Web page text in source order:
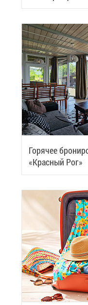
Samui
Го­ря­чее
«Крас­ный Рог»